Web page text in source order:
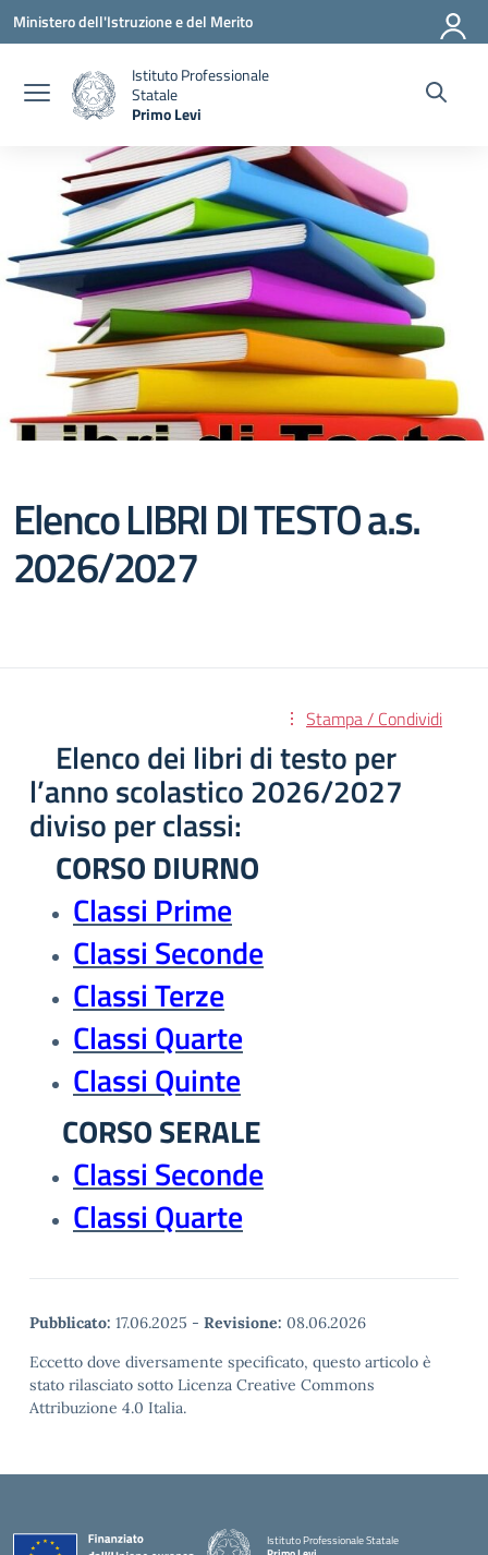
Vai ai contenuti
Vai al menu di navigazione
Vai al footer
Ministero dell'Istruzione e del Merito
Istituto Professionale
Statale
Primo Levi
Elenco LIBRI DI TESTO a.s.
2026/2027
Stampa / Condividi
Elenco dei libri di testo per
l’anno scolastico 2026/2027
diviso per classi:
CORSO DIURNO
Classi Prime
Classi Seconde
Classi Terze
Classi Quarte
Classi Quinte
CORSO SERALE
Classi Seconde
Classi Quarte
Pubblicato: 17.06.2025 - Revisione: 08.06.2026
Eccetto dove diversamente specificato, questo articolo è
stato rilasciato sotto Licenza Creative Commons
Attribuzione 4.0 Italia.
Istituto Professionale Statale